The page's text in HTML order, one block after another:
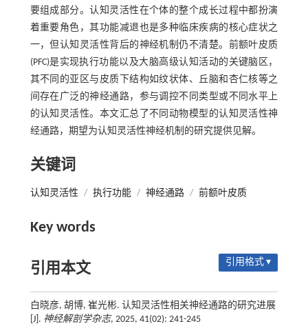
要组成部分。认知灵活性在个体的整个成长过程中都扮演
着重要角色，其功能减退也是多种临床疾病的核心症状之
一，但认知灵活性背后的神经机制仍不清楚。前额叶皮质
(PFC)是实现执行功能以及大脑高级认知活动的关键脑区，
其不同的亚区与皮质下结构如纹状体、丘脑和杏仁核等之
间存在广泛的神经通路，参与调控不同类型或不同水平上
的认知灵活性。本文汇总了不同动物模型的认知灵活性神
经通路，期望为认知灵活性神经机制的研究提供见解。
关键词
认知灵活性 / 执行功能 / 神经通路 / 前额叶皮质
Key words
引用本文 引用格式 ▾
白晓彦, 胡博, 崔光彬. 认知灵活性相关神经通路的研究进展
[J]. 神经解剖学杂志, 2025, 41(02): 241-245